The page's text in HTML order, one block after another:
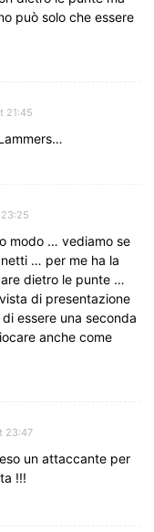
può solo che essere
21:45
modo … vediamo se
… per me ha la
dietro le punte …
di presentazione
essere una seconda
anche come
23:47
un attaccante per
!!!